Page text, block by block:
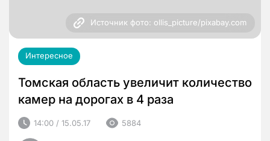
Источник фото: ollis_picture/pixabay.com
Интересное
Томская область увеличит количество
камер на дорогах в 4 раза
14:00 / 15.05.17 5884